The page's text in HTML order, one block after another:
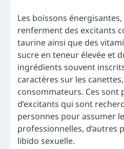
Les boissons
renferment des excitants
taurine ainsi que des
sucre en teneur élevée et
ingrédients souvent
caractères sur les
consommateurs. Ces sont
d’excitants qui sont
personnes pour assumer
professionnelles,
libido sexuelle.